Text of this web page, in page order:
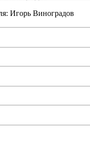
Игорь Виноградов